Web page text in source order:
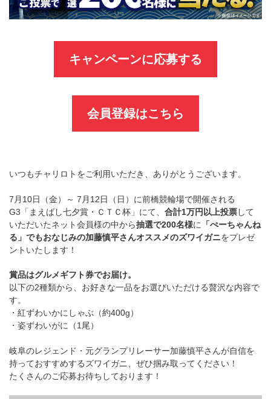
キャンペーンに応募する
会員登録はこちら
いつもチャリロトをご利用いただき、ありがとうございます。
7月10日（金）～ 7月12日（日）に前橋競輪場で開催される
G3「まえばし七夕賞・ＣＴＣ杯」にて、 合計1万円以上投票して
いただいたネット会員様の中から抽選で200名様に
「ぺーちゃんね
る」でもおなじみの加藤慎平さんオススメのズワイガニをプレゼ
ントいたします！
賞品はグルメギフト券でお届け。
以下の2種類から、お好きな一品をお選びいただける贅沢な内容で
す。
・紅ずわいかにしゃぶ（約400g）
・姿ずわいがに（1尾）
岐阜のレジェンド・元グランプリレーサー加藤慎平さんが自信を
持っておすすめするズワイガニ、ぜひ掴み取ってください！
たくさんのご応募お待ちしております！